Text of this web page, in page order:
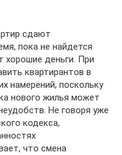
сдают
пока не найдется
хорошие деньги. При
квартирантов в
намерений, поскольку
нового жилья может
Не говоря уже
кодекса,
что смена